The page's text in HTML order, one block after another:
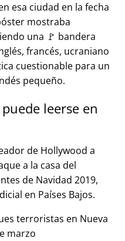
esa ciudad en la fecha
mostraba
una 🚩 bandera
francés, ucraniano
cuestionable para un
pequeño.
leerse en
de Hollywood a
a la casa del
de Navidad 2019,
en Países Bajos.
terroristas en Nueva
marzo